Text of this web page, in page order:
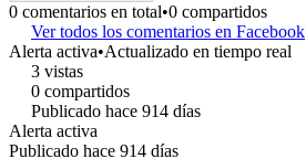
0 comentarios en total•0 compartidos
Ver todos los comentarios en Facebook
Alerta activa•Actualizado en tiempo real
3 vistas
0 compartidos
Publicado hace 914 días
Alerta activa
Publicado hace 914 días